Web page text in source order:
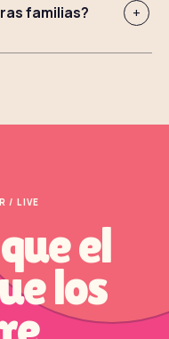
familias? +
/ LIVE
el
los